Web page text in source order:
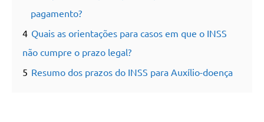
pagamento?
4 Quais as orientações para casos em que o INSS
não cumpre o prazo legal?
5 Resumo dos prazos do INSS para Auxílio-doença